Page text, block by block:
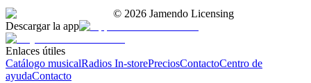
© 2026 Jamendo Licensing
Descargar la app
Enlaces útiles
Catálogo musicalRadios In-storePreciosContactoCentro de
ayudaContacto